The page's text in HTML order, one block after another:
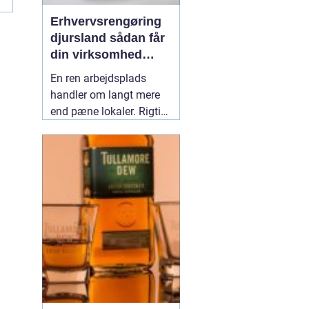
Erhvervsrengøring
djursland sådan får
din virksomhed
mest muligt ud af
rengøringen
En ren arbejdsplads
handler om langt mere
end pæne lokaler. Rigtig
Djursland oplever, at
professionel rengøring
giver ro i hverdagen,
færre sygedage og et
bedre førstehåndsindtryk
over for kunder. Når vi
taler om02 maj 2026